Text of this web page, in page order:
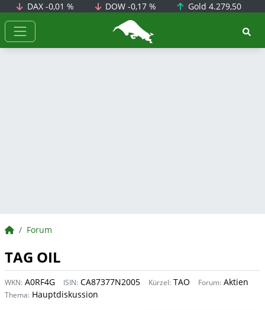
DAX -0,01 % DOW-0,17 % Gold 4.279,50
BörsenNEWS.de
BörsenNEWS.de
Forum
TAG OIL
WKN: A0RF4G ISIN: CA87377N2005 Kürzel: TAO Forum: Aktien
Thema: Hauptdiskussion